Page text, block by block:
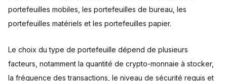
portefeuilles mobiles, les portefeuilles de bureau, les
portefeuilles matériels et les portefeuilles papier.
Le choix du type de portefeuille dépend de plusieurs
facteurs, notamment la quantité de crypto-monnaie à stocker,
la fréquence des transactions, le niveau de sécurité requis et